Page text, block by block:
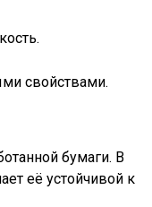
свойствами.
бумаги. В
её устойчивой к